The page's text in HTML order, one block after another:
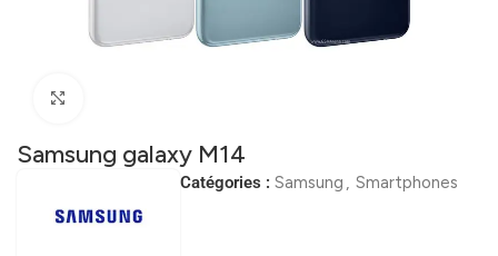
Samsung galaxy M14
Catégories : Samsung , Smartphones